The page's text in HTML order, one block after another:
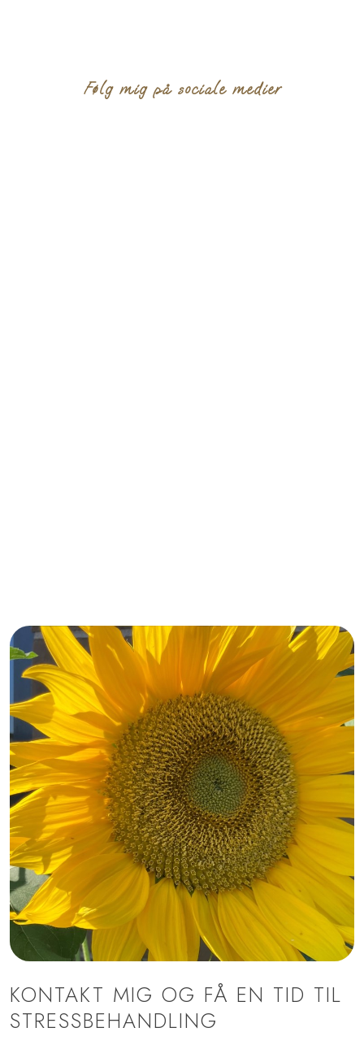
Følg mig på sociale medier
KONTAKT MIG OG FÅ EN TID TIL
STRESSBEHANDLING